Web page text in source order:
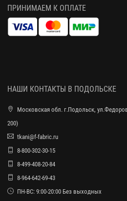
ПРИНИМАЕМ К ОПЛАТЕ
НАШИ КОНТАКТЫ В ПОДОЛЬСКЕ
Московская обл. г.Подольск,
200)
tkani@f-fabric.ru
8-800-302-30-15
8-499-408-20-84
8-964-642-69-43
ПН-ВС: 9:00-20:00 Без выходных